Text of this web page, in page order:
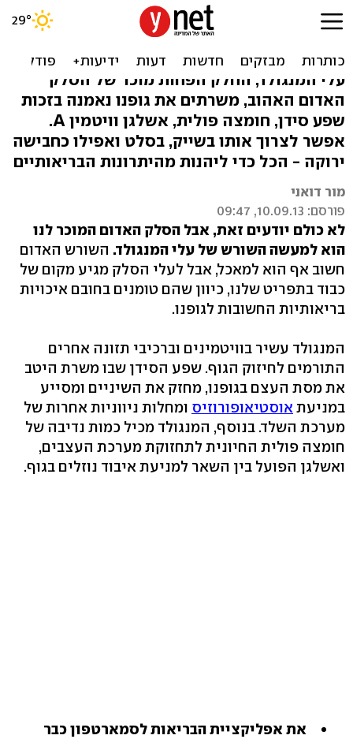
הירוק שיעזור לכם להצליח
בדיאטה: עלי מנגולד
עלי המנגולד, החלק הפחות מוכר של הסלק
האדום האהוב, משרתים את גופנו נאמנה בזכות
שפע סידן, חומצה פולית, אשלגן וויטמין A.
אפשר לצרוך אותו בשייק, בסלט ואפילו כחבישה
ירוקה - הכל כדי ליהנות מהיתרונות הבריאותיים
מור דואני
פורסם: 10.09.13, 09:47
לא כולם יודעים זאת, אבל הסלק האדום המוכר לנו
הוא למעשה השורש של עלי המנגולד. השורש האדום
חשוב אף הוא למאכל, אבל לעלי הסלק מגיע מקום של
כבוד בתפריט שלנו, כיוון שהם טומנים בחובם איכויות
בריאותיות החשובות לגופנו.
המנגולד עשיר בוויטמינים וברכיבי תזונה אחרים
התורמים לחיזוק הגוף. שפע הסידן שבו משרת היטב
את מסת העצם בגופנו, מחזק את השיניים ומסייע
במניעתאוסטיאופורוזיס ומחלות ניווניות אחרות של
מערכת השלד. בנוסף, המנגולד מכיל כמות נדיבה של
חומצה פולית החיונית לתחזוקת מערכת העצבים,
ואשלגן הפועל בין השאר למניעת איבוד נוזלים בגוף.
את אפליקציית הבריאות לסמארטפון כבר